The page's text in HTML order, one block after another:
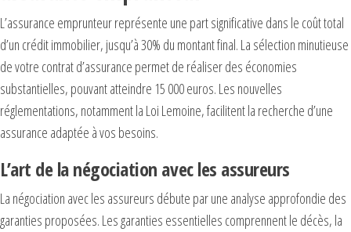
L’assurance emprunteur représente une part significative dans le coût total
d’un crédit immobilier, jusqu’à 30% du montant final. La sélection minutieuse
de votre contrat d’assurance permet de réaliser des économies
substantielles, pouvant atteindre 15 000 euros. Les nouvelles
réglementations, notamment la Loi Lemoine, facilitent la recherche d’une
assurance adaptée à vos besoins.
L’art de la négociation avec les assureurs
La négociation avec les assureurs débute par une analyse approfondie des
garanties proposées. Les garanties essentielles comprennent le décès, la